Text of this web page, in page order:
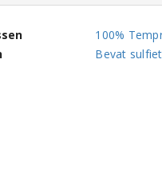
100%
Bevat